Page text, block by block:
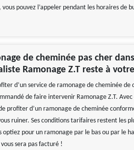
vous pouvez l’appeler pendant les horaires de
de cheminée pas cher
Ramonage Z.T reste à
d’un service de ramonage de cheminée de
de faire intervenir Ramonage Z.T.
profiter d’un ramonage de cheminée
ruiner. Ses conditions tarifaires restent les
optiez pour un ramonage par le bas ou par le
sera pas facturé !